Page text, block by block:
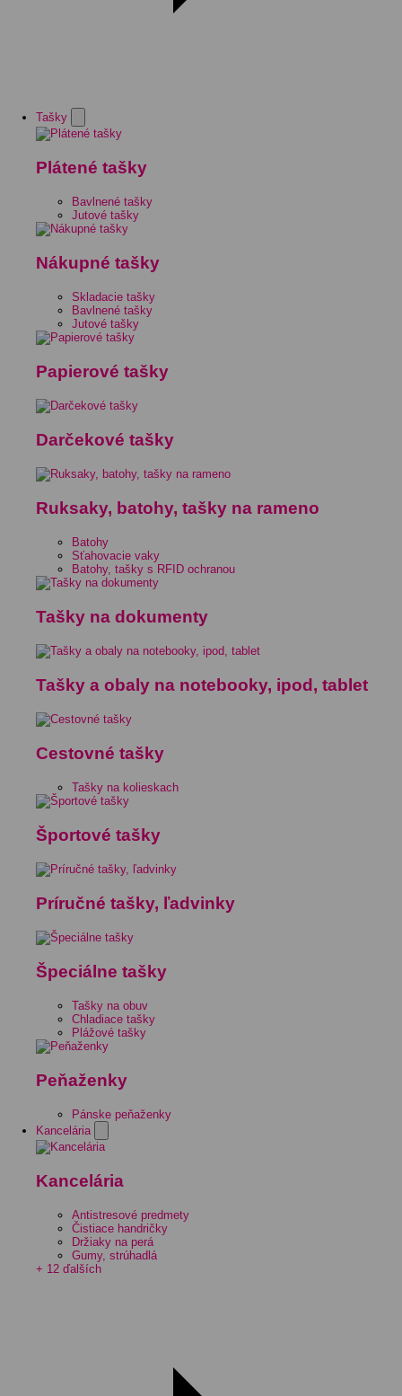
Tašky
Plátené tašky
Bavlnené tašky
Jutové tašky
Nákupné tašky
Skladacie tašky
Bavlnené tašky
Jutové tašky
Papierové tašky
Darčekové tašky
Ruksaky, batohy, tašky na rameno
Batohy
Sťahovacie vaky
Batohy, tašky s RFID ochranou
Tašky na dokumenty
Tašky a obaly na notebooky, ipod, tablet
Cestovné tašky
Tašky na kolieskach
Športové tašky
Príručné tašky, ľadvinky
Špeciálne tašky
Tašky na obuv
Chladiace tašky
Plážové tašky
Peňaženky
Pánske peňaženky
Kancelária
Kancelária
Antistresové predmety
Čistiace handričky
Držiaky na perá
Gumy, strúhadlá
+ 12 ďalších